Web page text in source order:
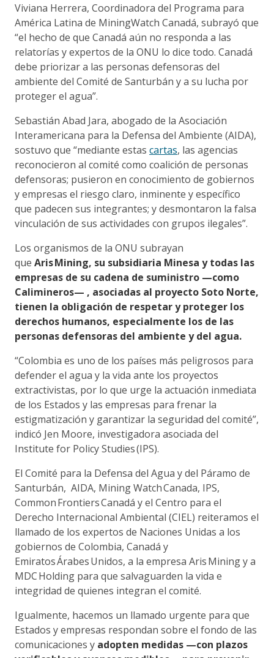
Viviana Herrera, Coordinadora del Programa para
América Latina de MiningWatch Canadá, subrayó que
“el hecho de que Canadá aún no responda a las
relatorías y expertos de la ONU lo dice todo. Canadá
debe priorizar a las personas defensoras del
ambiente del Comité de Santurbán y a su lucha por
proteger el agua”.
Sebastián Abad Jara, abogado de la Asociación
Interamericana para la Defensa del Ambiente (AIDA),
sostuvo que “mediante estas cartas, las agencias
reconocieron al comité como coalición de personas
defensoras; pusieron en conocimiento de gobiernos
y empresas el riesgo claro, inminente y específico
que padecen sus integrantes; y desmontaron la falsa
vinculación de sus actividades con grupos ilegales”.
Los organismos de la ONU subrayan
que Aris Mining, su subsidiaria Minesa y todas las
empresas de su cadena de suministro —como
Calimineros— , asociadas al proyecto Soto Norte,
tienen la obligación de respetar y proteger los
derechos humanos, especialmente los de las
personas defensoras del ambiente y del agua.
“Colombia es uno de los países más peligrosos para
defender el agua y la vida ante los proyectos
extractivistas, por lo que urge la actuación inmediata
de los Estados y las empresas para frenar la
estigmatización y garantizar la seguridad del comité”,
indicó Jen Moore, investigadora asociada del
Institute for Policy Studies (IPS).
El Comité para la Defensa del Agua y del Páramo de
Santurbán, AIDA, Mining Watch Canada, IPS,
Common Frontiers Canadá y el Centro para el
Derecho Internacional Ambiental (CIEL) reiteramos el
llamado de los expertos de Naciones Unidas a los
gobiernos de Colombia, Canadá y
Emiratos Árabes Unidos, a la empresa Aris Mining y a
MDC Holding para que salvaguarden la vida e
integridad de quienes integran el comité.
Igualmente, hacemos un llamado urgente para que
Estados y empresas respondan sobre el fondo de las
comunicaciones y adopten medidas —con plazos